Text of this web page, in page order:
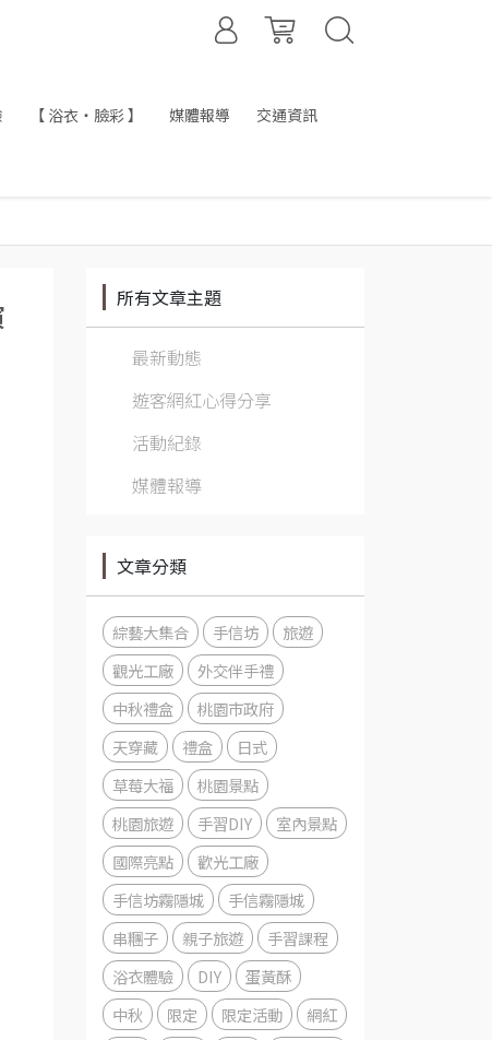
【 浴衣・臉彩 】 媒體報導 交通資訊
所有文章主題
最新動態
遊客網紅心得分享
活動紀錄
媒體報導
文章分類
綜藝大集合 手信坊
旅遊
觀光工廠
外交伴手禮
中秋禮盒
桃園市政府
天穿藏
禮盒
日式
草莓大福
桃園景點
桃園旅遊
手習DIY
室內景點
國際亮點
歡光工廠
手信坊霧隱城
手信霧隱城
串糰子
親子旅遊
手習課程
浴衣體驗
DIY
蛋黃酥
中秋
限定 限定活動
網紅